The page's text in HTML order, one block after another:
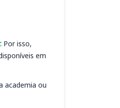
Por isso,
em
academia ou